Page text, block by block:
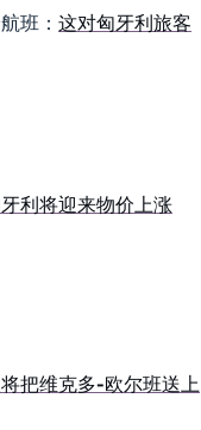
班： 这对匈牙利旅客
利将迎来物价上涨
把维克多-欧尔班送上